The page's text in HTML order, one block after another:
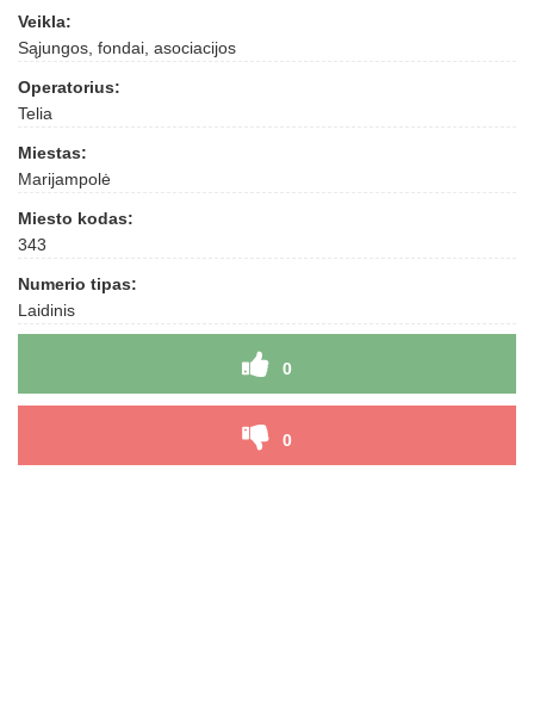
Veikla:
Sąjungos, fondai, asociacijos
Operatorius:
Telia
Miestas:
Marijampolė
Miesto kodas:
343
Numerio tipas:
Laidinis
0
0